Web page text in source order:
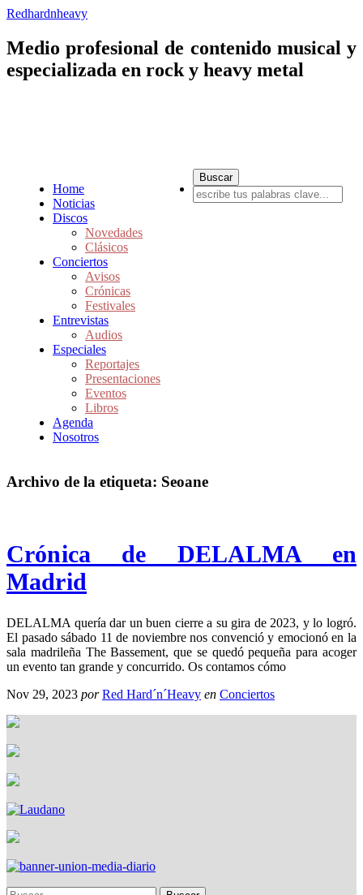
Redhardnheavy
Medio profesional de contenido musical y
especializada en rock y heavy metal
Home
Noticias
Discos
Novedades
Clásicos
Conciertos
Avisos
Crónicas
Festivales
Entrevistas
Audios
Especiales
Reportajes
Presentaciones
Eventos
Libros
Agenda
Nosotros
Archivo de la etiqueta: Seoane
Crónica de DELALMA en
Madrid
DELALMA quería dar un buen cierre a su gira de 2023, y lo logró.
El pasado sábado 11 de noviembre nos convenció y emocionó en la
sala madrileña The Bassement, que se quedó pequeña para acoger
un evento tan grande y concurrido. Os contamos cómo
Nov 29, 2023 por Red Hard´n´Heavy en Conciertos